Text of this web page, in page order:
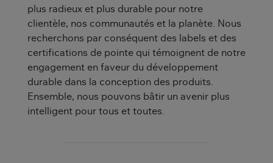
plus radieux et plus durable pour notre
clientèle, nos communautés et la planète. Nous
recherchons par conséquent des labels et des
certifications de pointe qui témoignent de notre
engagement en faveur du développement
durable dans la conception des produits.
Ensemble, nous pouvons bâtir un avenir plus
intelligent pour tous et toutes.